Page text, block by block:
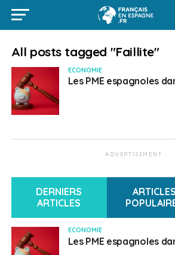
All posts tagged "Faillite"
ECONOMIE
Les PME espagnoles
ADVERTISEMENT
DERNIERS
ARTICLES
ARTICLES
ECONOMIE
Les PME espagnoles